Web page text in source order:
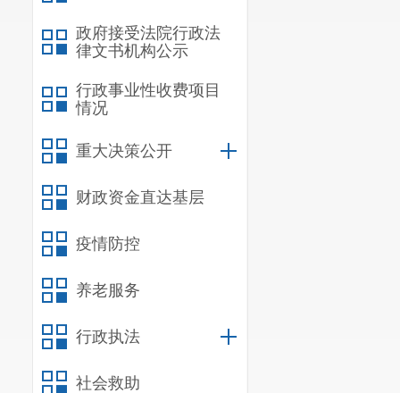
政府接受法院行政法
律文书机构公示
行政事业性收费项目
情况
重大决策公开
财政资金直达基层
疫情防控
养老服务
行政执法
社会救助